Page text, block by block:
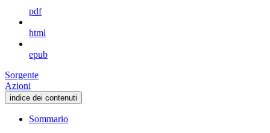
pdf
html
epub
Sorgente
Azioni
indice dei contenuti
Sommario